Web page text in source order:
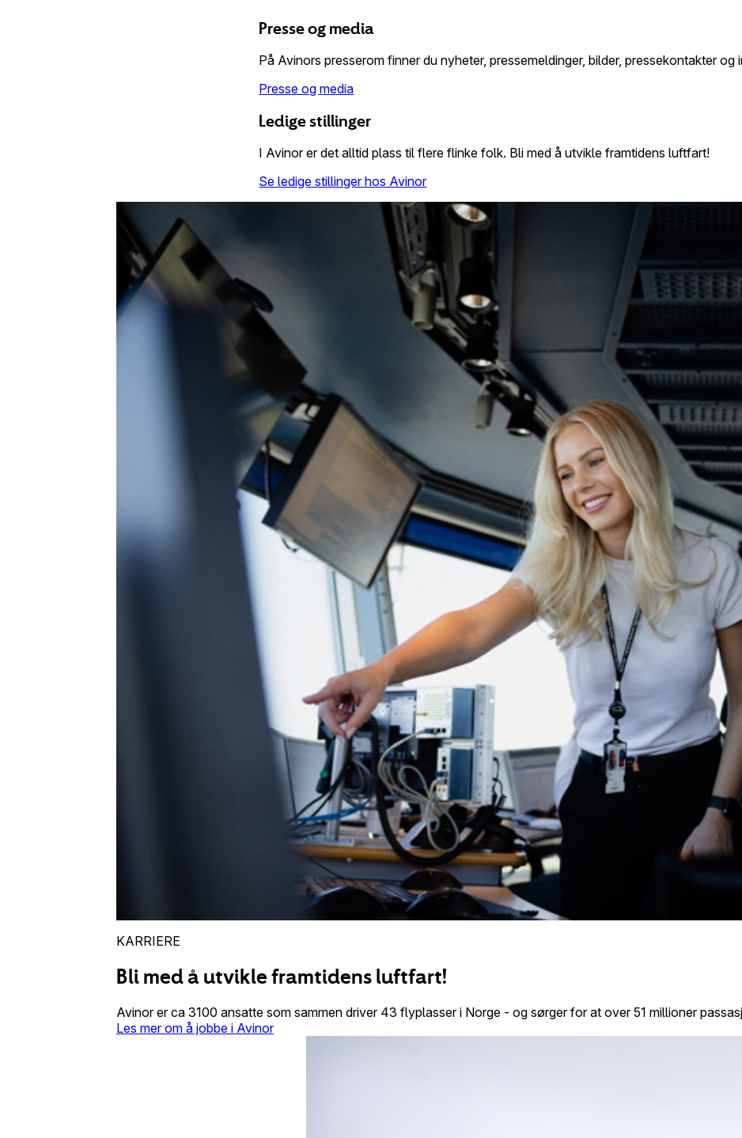
Presse og media
På Avinors presserom finner du nyheter, pressemeldinger, bilder, pressekontakter og
Presse og media
Ledige stillinger
I Avinor er det alltid plass til flere flinke folk. Bli med å utvikle framtidens luftfart!
Se ledige stillinger hos Avinor
KARRIERE
Bli med å utvikle framtidens luftfart!
Avinor er ca 3100 ansatte som sammen driver 43 flyplasser i Norge - og sørger for at over 51 millioner
Les mer om å jobbe i Avinor